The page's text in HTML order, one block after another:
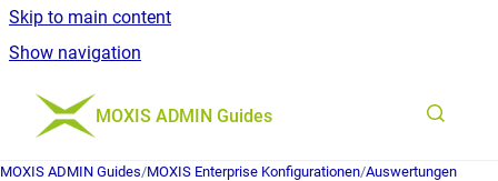
Skip to main content
Show navigation
Go to homepage
MOXIS ADMIN Guides
MOXIS ADMIN Guides/MOXIS Enterprise Konfigurationen/Auswertungen